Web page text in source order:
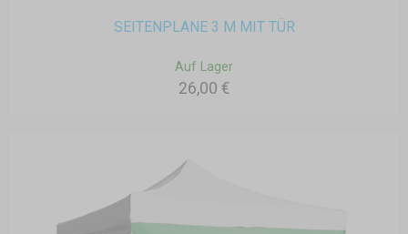
SEITENPLANE 3 M MIT TÜR
Auf Lager
26,00 €